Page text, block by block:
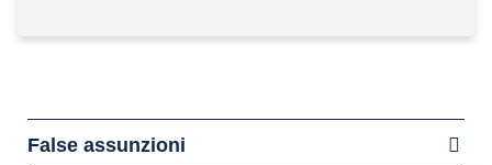
False assunzioni